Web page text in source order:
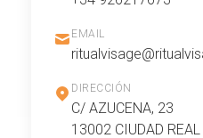
EMAIL
DIRECCIÓN
C/ AZUCENA, 23
13002 CIUDAD REAL